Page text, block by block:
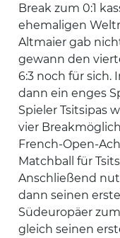
Break zum 0:1
ehemaligen
Altmaier gab
gewann den
6:3 noch für sich.
dann ein enges
Spieler Tsitsipas
vier
French-Open-
Matchball für
Anschließend
dann seinen
Südeuropäer
gleich seinen